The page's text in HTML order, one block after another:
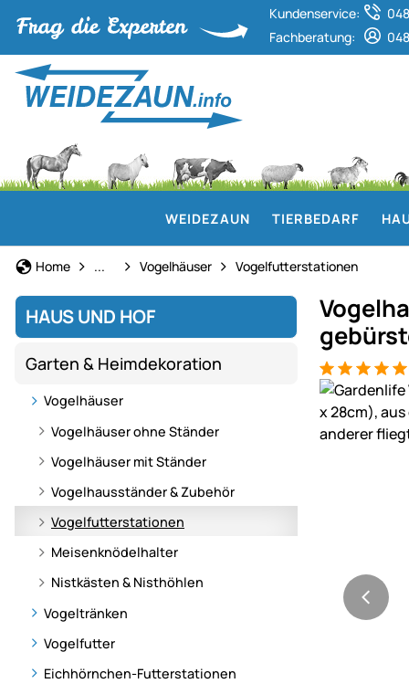
Kundenservice:
Fachberatung:
WEIDEZAUN TIERBEDARF
Home Garten & Heimdekoration
... Vogelhäuser Vogelfutterstationen
HAUS UND HOF
Garten & Heimdekoration
Vogelhäuser
Vogelhäuser ohne Ständer
Vogelhäuser mit Ständer
Vogelhausständer & Zubehör
Vogelfutterstationen
Meisenknödelhalter
Nistkästen & Nisthöhlen
Vogeltränken
Vogelfutter
Eichhörnchen-Futterstationen
Bewertung:
6